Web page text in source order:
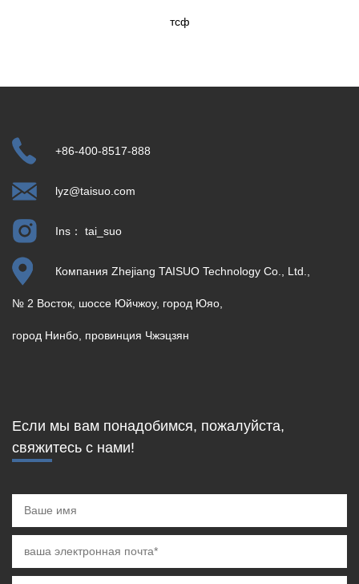
тсф
+86-400-8517-888
lyz@taisuo.com
Ins： tai_suo
Компания Zhejiang TAISUO Technology Co., Ltd.,
№ 2 Восток, шоссе Юйчжоу, город Юяо,
город Нинбо, провинция Чжэцзян
Если мы вам понадобимся, пожалуйста,
свяжитесь с нами!